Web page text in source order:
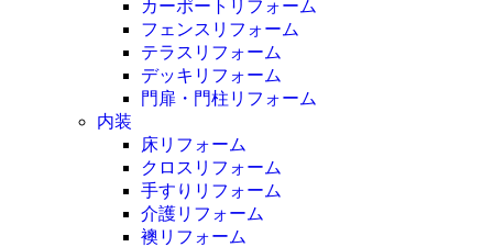
カーポートリフォーム
フェンスリフォーム
テラスリフォーム
デッキリフォーム
門扉・門柱リフォーム
内装
床リフォーム
クロスリフォーム
手すりリフォーム
介護リフォーム
襖リフォーム